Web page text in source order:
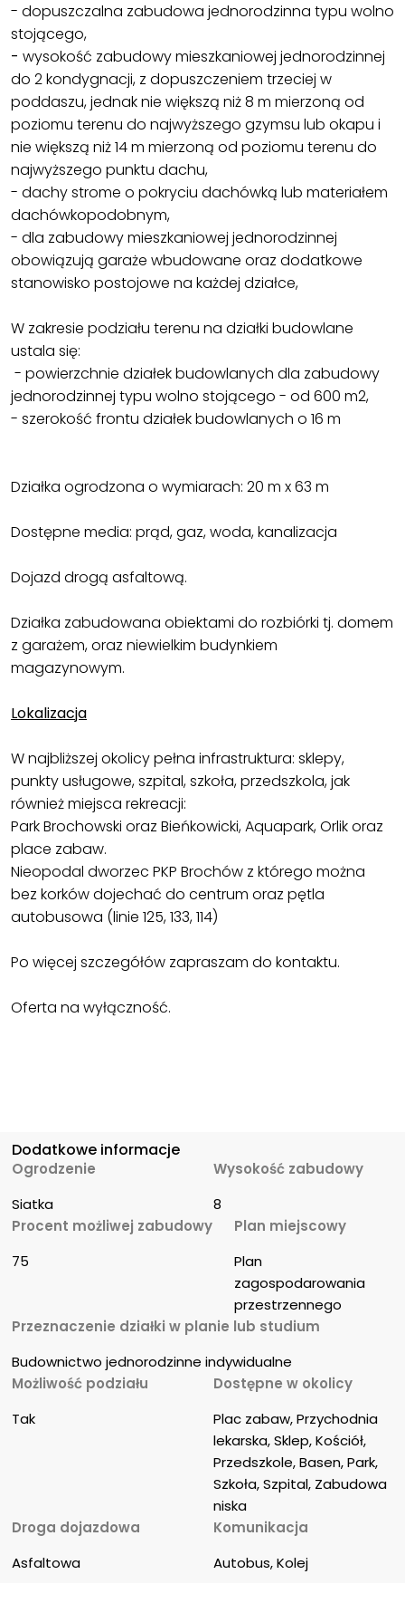
- dopuszczalna zabudowa jednorodzinna typu wolno
stojącego,
- wysokość zabudowy mieszkaniowej jednorodzinnej
do 2 kondygnacji, z dopuszczeniem trzeciej w
poddaszu, jednak nie większą niż 8 m mierzoną od
poziomu terenu do najwyższego gzymsu lub okapu i
nie większą niż 14 m mierzoną od poziomu terenu do
najwyższego punktu dachu,
- dachy strome o pokryciu dachówką lub materiałem
dachówkopodobnym,
- dla zabudowy mieszkaniowej jednorodzinnej
obowiązują garaże wbudowane oraz dodatkowe
stanowisko postojowe na każdej działce,
W zakresie podziału terenu na działki budowlane
ustala się:
- powierzchnie działek budowlanych dla zabudowy
jednorodzinnej typu wolno stojącego - od 600 m2,
- szerokość frontu działek budowlanych o 16 m
Działka ogrodzona o wymiarach: 20 m x 63 m
Dostępne media: prąd, gaz, woda, kanalizacja
Dojazd drogą asfaltową.
Działka zabudowana obiektami do rozbiórki tj. domem
z garażem, oraz niewielkim budynkiem
magazynowym.
Lokalizacja
W najbliższej okolicy pełna infrastruktura: sklepy,
punkty usługowe, szpital, szkoła, przedszkola, jak
również miejsca rekreacji:
Park Brochowski oraz Bieńkowicki, Aquapark, Orlik oraz
place zabaw.
Nieopodal dworzec PKP Brochów z którego można
bez korków dojechać do centrum oraz pętla
autobusowa (linie 125, 133, 114)
Po więcej szczegółów zapraszam do kontaktu.
Oferta na wyłączność.
Dodatkowe informacje
Ogrodzenie
Siatka
Wysokość zabudowy
8
Procent możliwej zabudowy
75
Plan miejscowy
Plan
zagospodarowania
przestrzennego
Przeznaczenie działki w planie lub studium
Budownictwo jednorodzinne indywidualne
Możliwość podziału
Tak
Dostępne w okolicy
Plac zabaw, Przychodnia
lekarska, Sklep, Kościół,
Przedszkole, Basen, Park,
Szkoła, Szpital, Zabudowa
niska
Droga dojazdowa
Asfaltowa
Komunikacja
Autobus, Kolej